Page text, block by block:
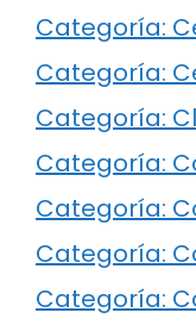
Categoría:
Categoría:
Categoría:
Categoría:
Categoría:
Categoría:
Categoría: